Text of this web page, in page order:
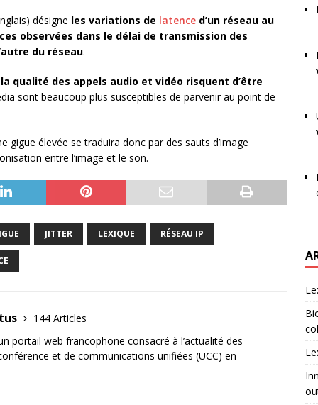
désigne les variations de latence d’un réseau au
observées dans le délai de transmission des
du réseau.
qualité des appels audio et vidéo risquent d’être
sont beaucoup plus susceptibles de parvenir au point de
gigue élevée se traduira donc par des sauts d’image
entre l’image et le son.
JITTER LEXIQUE RÉSEAU IP
144 Articles
portail web francophone consacré à l’actualité des
et de communications unifiées (UCC) en